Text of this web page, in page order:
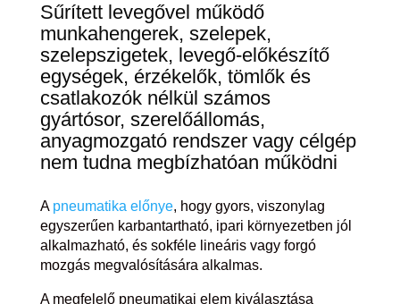
Sűrített levegővel működő
munkahengerek, szelepek,
szelepszigetek, levegő-előkészítő
egységek, érzékelők, tömlők és
csatlakozók nélkül számos
gyártósor, szerelőállomás,
anyagmozgató rendszer vagy célgép
nem tudna megbízhatóan működni
A pneumatika előnye, hogy gyors, viszonylag
egyszerűen karbantartható, ipari környezetben jól
alkalmazható, és sokféle lineáris vagy forgó
mozgás megvalósítására alkalmas.
A megfelelő pneumatikai elem kiválasztása